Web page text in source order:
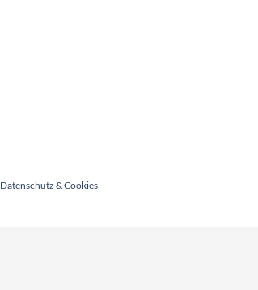
Datenschutz & Cookies